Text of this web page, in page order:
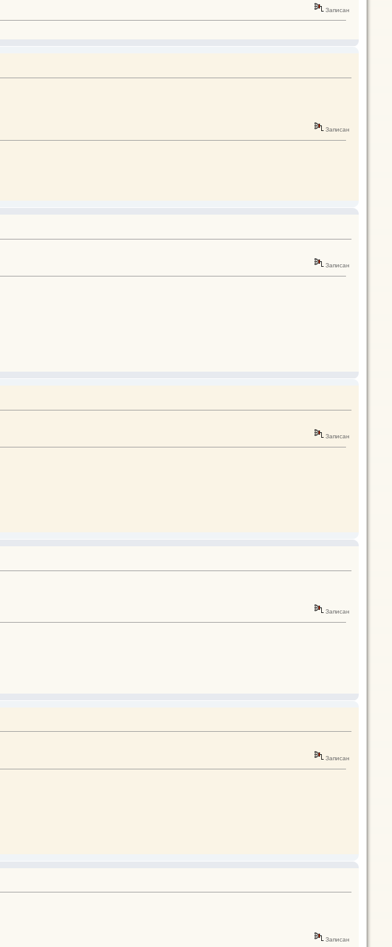
Записан
Записан
Записан
Записан
Записан
Записан
Записан